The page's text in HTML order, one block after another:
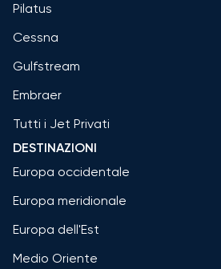
Pilatus
Cessna
Gulfstream
Embraer
Tutti i Jet Privati
DESTINAZIONI
Europa occidentale
Europa meridionale
Europa dell'Est
Medio Oriente